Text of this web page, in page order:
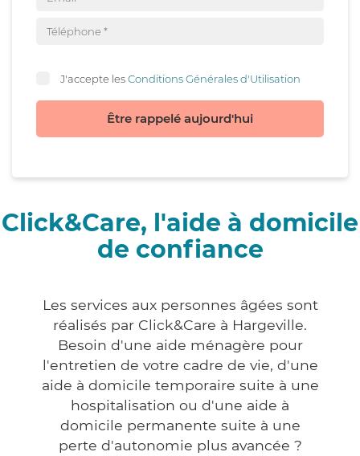
J'accepte lesConditions Générales d'Utilisation
Être rappelé aujourd'hui
Click&Care, l'aide à domicile
de confiance
Les services aux personnes âgées sont
réalisés par Click&Care à Hargeville.
Besoin d'une aide ménagère pour
l'entretien de votre cadre de vie, d'une
aide à domicile temporaire suite à une
hospitalisation ou d'une aide à
domicile permanente suite à une
perte d'autonomie plus avancée ?